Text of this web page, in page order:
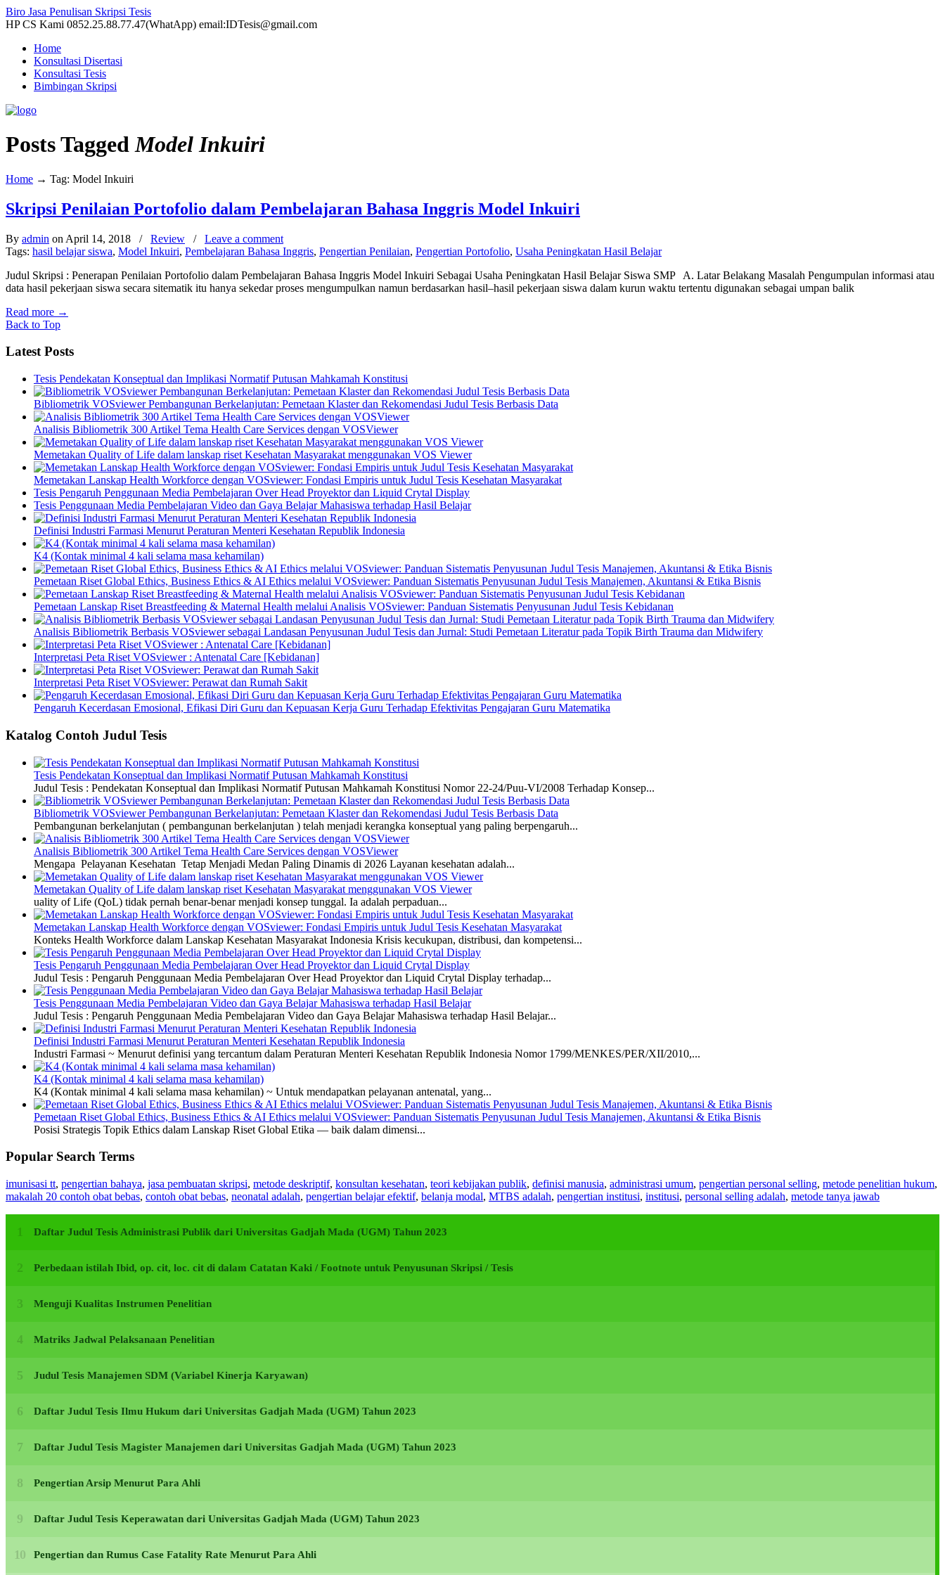
Biro Jasa Penulisan Skripsi Tesis
HP CS Kami 0852.25.88.77.47(WhatApp) email:IDTesis@gmail.com
Home
Konsultasi Disertasi
Konsultasi Tesis
Bimbingan Skripsi
Posts TaggedModel Inkuiri
Home → Tag: Model Inkuiri
Skripsi Penilaian Portofolio dalam Pembelajaran Bahasa Inggris Model Inkuiri
By admin on April 14, 2018 / Review / Leave a comment
Tags: hasil belajar siswa, Model Inkuiri, Pembelajaran Bahasa Inggris, Pengertian Penilaian, Pengertian Portofolio, Usaha Peningkatan Hasil Belajar
Judul Skripsi : Penerapan Penilaian Portofolio dalam Pembelajaran Bahasa Inggris Model Inkuiri Sebagai Usaha Peningkatan Hasil Belajar Siswa SMP A. Latar Belakang Masalah Pengumpulan informasi atau
data hasil pekerjaan siswa secara sitematik itu hanya sekedar proses mengumpulkan namun berdasarkan hasil–hasil pekerjaan siswa dalam kurun waktu tertentu digunakan sebagai umpan balik
Read more →
Back to Top
Latest Posts
Tesis Pendekatan Konseptual dan Implikasi Normatif Putusan Mahkamah Konstitusi
Bibliometrik VOSviewer Pembangunan Berkelanjutan: Pemetaan Klaster dan Rekomendasi Judul Tesis Berbasis Data
Analisis Bibliometrik 300 Artikel Tema Health Care Services dengan VOSViewer
Memetakan Quality of Life dalam lanskap riset Kesehatan Masyarakat menggunakan VOS Viewer
Memetakan Lanskap Health Workforce dengan VOSviewer: Fondasi Empiris untuk Judul Tesis Kesehatan Masyarakat
Tesis Pengaruh Penggunaan Media Pembelajaran Over Head Proyektor dan Liquid Crytal Display
Tesis Penggunaan Media Pembelajaran Video dan Gaya Belajar Mahasiswa terhadap Hasil Belajar
Definisi Industri Farmasi Menurut Peraturan Menteri Kesehatan Republik Indonesia
K4 (Kontak minimal 4 kali selama masa kehamilan)
Pemetaan Riset Global Ethics, Business Ethics & AI Ethics melalui VOSviewer: Panduan Sistematis Penyusunan Judul Tesis Manajemen, Akuntansi & Etika Bisnis
Pemetaan Lanskap Riset Breastfeeding & Maternal Health melalui Analisis VOSviewer: Panduan Sistematis Penyusunan Judul Tesis Kebidanan
Analisis Bibliometrik Berbasis VOSviewer sebagai Landasan Penyusunan Judul Tesis dan Jurnal: Studi Pemetaan Literatur pada Topik Birth Trauma dan Midwifery
Interpretasi Peta Riset VOSviewer : Antenatal Care [Kebidanan]
Interpretasi Peta Riset VOSviewer: Perawat dan Rumah Sakit
Pengaruh Kecerdasan Emosional, Efikasi Diri Guru dan Kepuasan Kerja Guru Terhadap Efektivitas Pengajaran Guru Matematika
Katalog Contoh Judul Tesis
Tesis Pendekatan Konseptual dan Implikasi Normatif Putusan Mahkamah Konstitusi
Judul Tesis : Pendekatan Konseptual dan Implikasi Normatif Putusan Mahkamah Konstitusi Nomor 22-24/Puu-VI/2008 Terhadap Konsep...
Bibliometrik VOSviewer Pembangunan Berkelanjutan: Pemetaan Klaster dan Rekomendasi Judul Tesis Berbasis Data
Pembangunan berkelanjutan ( pembangunan berkelanjutan ) telah menjadi kerangka konseptual yang paling berpengaruh...
Analisis Bibliometrik 300 Artikel Tema Health Care Services dengan VOSViewer
Mengapa Pelayanan Kesehatan Tetap Menjadi Medan Paling Dinamis di 2026 Layanan kesehatan adalah...
Memetakan Quality of Life dalam lanskap riset Kesehatan Masyarakat menggunakan VOS Viewer
uality of Life (QoL) tidak pernah benar-benar menjadi konsep tunggal. Ia adalah perpaduan...
Memetakan Lanskap Health Workforce dengan VOSviewer: Fondasi Empiris untuk Judul Tesis Kesehatan Masyarakat
Konteks Health Workforce dalam Lanskap Kesehatan Masyarakat Indonesia Krisis kecukupan, distribusi, dan kompetensi...
Tesis Pengaruh Penggunaan Media Pembelajaran Over Head Proyektor dan Liquid Crytal Display
Judul Tesis : Pengaruh Penggunaan Media Pembelajaran Over Head Proyektor dan Liquid Crytal Display terhadap...
Tesis Penggunaan Media Pembelajaran Video dan Gaya Belajar Mahasiswa terhadap Hasil Belajar
Judul Tesis : Pengaruh Penggunaan Media Pembelajaran Video dan Gaya Belajar Mahasiswa terhadap Hasil Belajar...
Definisi Industri Farmasi Menurut Peraturan Menteri Kesehatan Republik Indonesia
Industri Farmasi ~ Menurut definisi yang tercantum dalam Peraturan Menteri Kesehatan Republik Indonesia Nomor 1799/MENKES/PER/XII/2010,...
K4 (Kontak minimal 4 kali selama masa kehamilan)
K4 (Kontak minimal 4 kali selama masa kehamilan) ~ Untuk mendapatkan pelayanan antenatal, yang...
Pemetaan Riset Global Ethics, Business Ethics & AI Ethics melalui VOSviewer: Panduan Sistematis Penyusunan Judul Tesis Manajemen, Akuntansi & Etika Bisnis
Posisi Strategis Topik Ethics dalam Lanskap Riset Global Etika — baik dalam dimensi...
Popular Search Terms
imunisasi tt, pengertian bahaya, jasa pembuatan skripsi, metode deskriptif, konsultan kesehatan, teori kebijakan publik, definisi manusia, administrasi umum, pengertian personal selling, metode penelitian hukum,
makalah 20 contoh obat bebas, contoh obat bebas, neonatal adalah, pengertian belajar efektif, belanja modal, MTBS adalah, pengertian institusi, institusi, personal selling adalah, metode tanya jawab
Daftar Judul Tesis Administrasi Publik dari Universitas Gadjah Mada (UGM) Tahun 2023
Perbedaan istilah Ibid, op. cit, loc. cit di dalam Catatan Kaki / Footnote untuk Penyusunan Skripsi / Tesis
Menguji Kualitas Instrumen Penelitian
Matriks Jadwal Pelaksanaan Penelitian
Judul Tesis Manajemen SDM (Variabel Kinerja Karyawan)
Daftar Judul Tesis Ilmu Hukum dari Universitas Gadjah Mada (UGM) Tahun 2023
Daftar Judul Tesis Magister Manajemen dari Universitas Gadjah Mada (UGM) Tahun 2023
Pengertian Arsip Menurut Para Ahli
Daftar Judul Tesis Keperawatan dari Universitas Gadjah Mada (UGM) Tahun 2023
Pengertian dan Rumus Case Fatality Rate Menurut Para Ahli